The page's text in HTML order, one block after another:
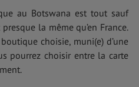
au Botswana est tout sauf
la même qu’en France.
choisie, muni(e) d’une
pourrez choisir entre la carte